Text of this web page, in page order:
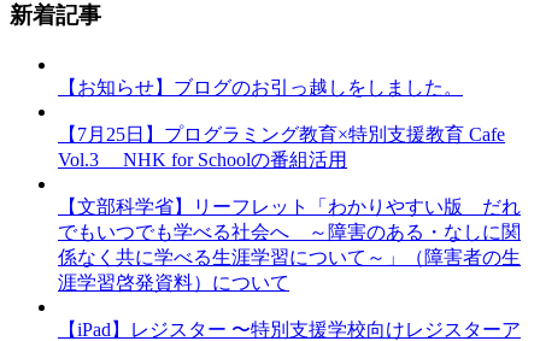
新着記事
【お知らせ】ブログのお引っ越しをしました。
【7月25日】プログラミング教育×特別支援教育 Cafe
Vol.3 NHK for Schoolの番組活用
【文部科学省】リーフレット「わかりやすい版 だれ
でもいつでも学べる社会へ ～障害のある・なしに関
係なく共に学べる生涯学習について～」（障害者の生
涯学習啓発資料）について
【iPad】レジスター 〜特別支援学校向けレジスターア